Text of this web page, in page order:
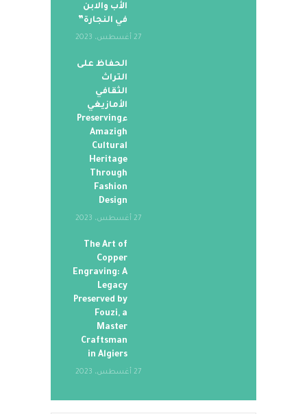
الأب والابن
في النجارة”
27 أغسطس، 2023
الحفاظ على
التراث
الثقافي
الأمازيغي
ءPreserving
Amazigh
Cultural
Heritage
Through
Fashion
Design
27 أغسطس، 2023
The Art of
Copper
Engraving: A
Legacy
Preserved by
Fouzi, a
Master
Craftsman
in Algiers
27 أغسطس، 2023